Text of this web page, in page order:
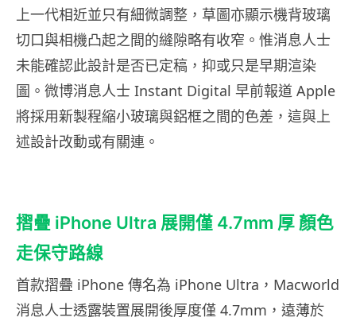
上一代相近並只有細微調整，草圖亦顯示機背玻璃
切口與相機凸起之間的縫隙略有收窄。惟消息人士
未能確認此設計是否已定稿，抑或只是早期渲染
圖。微博消息人士 Instant Digital 早前報道 Apple
將採用新製程縮小玻璃與鋁框之間的色差，這與上
述設計改動或有關連。
摺疊 iPhone Ultra 展開僅 4.7mm 厚 顏色
走保守路線
首款摺疊 iPhone 傳名為 iPhone Ultra，Macworld
消息人士透露裝置展開後厚度僅 4.7mm，遠薄於